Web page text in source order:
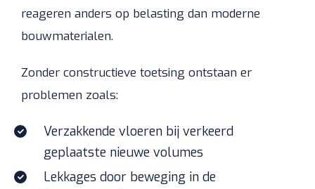
reageren anders op belasting dan moderne
bouwmaterialen.
Zonder constructieve toetsing ontstaan er
problemen zoals:
Verzakkende vloeren bij verkeerd
geplaatste nieuwe volumes
Lekkages door beweging in de